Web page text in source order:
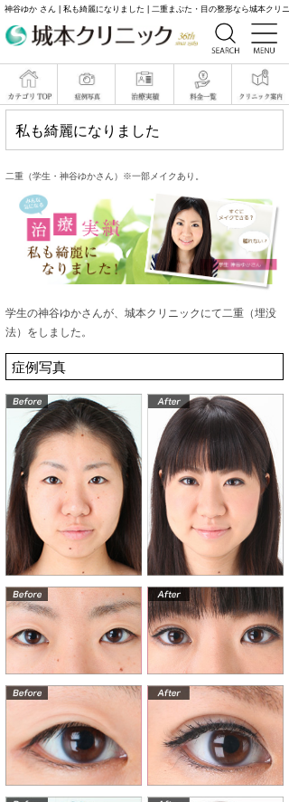
神谷ゆか さん | 私も綺麗になりました | 二重まぶた・目の整形なら城本クリニ
私も綺麗になりました
二重（学生・神谷ゆかさん）※一部メイクあり。
学生の神谷ゆかさんが、城本クリニックにて二重（埋没
法）をしました。
症例写真